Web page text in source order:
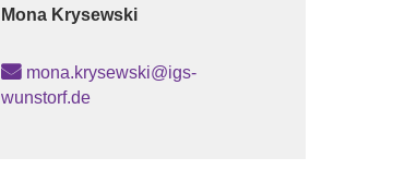
Mona Krysewski
mona.krysewski@igs-
wunstorf.de